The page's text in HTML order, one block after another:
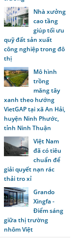
Nhà xưởng
cao tầng
giúp tối ưu
quỹ đất sản xuất
công nghiệp trong đô
thị
Mô hình
trồng
măng tây
xanh theo hướng
VietGAP tại xã An Hải,
huyện Ninh Phước,
tỉnh Ninh Thuận
Việt Nam
đã có tiêu
chuẩn để
giải quyết nạn rác
thải tro xỉ
Grando
Xingfa -
Điểm sáng
giữa thị trường
nhôm Việt